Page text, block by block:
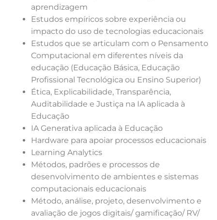
aprendizagem
Estudos empíricos sobre experiência ou
impacto do uso de tecnologias educacionais
Estudos que se articulam com o Pensamento
Computacional em diferentes níveis da
educação (Educação Básica, Educação
Profissional Tecnológica ou Ensino Superior)
Ética, Explicabilidade, Transparência,
Auditabilidade e Justiça na IA aplicada à
Educação
IA Generativa aplicada à Educação
Hardware para apoiar processos educacionais
Learning Analytics
Métodos, padrões e processos de
desenvolvimento de ambientes e sistemas
computacionais educacionais
Método, análise, projeto, desenvolvimento e
avaliação de jogos digitais/ gamificação/ RV/